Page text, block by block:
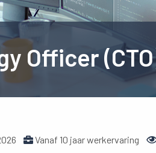
Officer
Vanaf 10 jaar werkervaring